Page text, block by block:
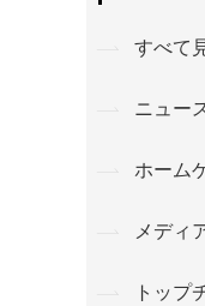
すべて
ニュー
ホーム
メディ
トップ